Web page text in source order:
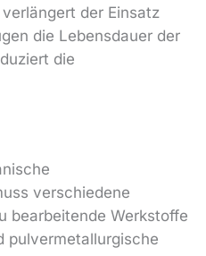
der Einsatz
die Lebensdauer der
die
verschiedene
bearbeitende Werkstoffe
pulvermetallurgische